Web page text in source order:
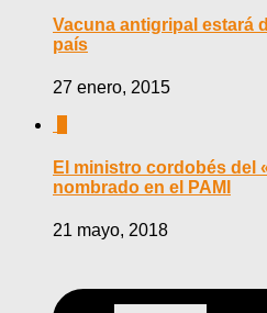
Vacuna antigripal estará
país
27 enero, 2015
El ministro cordobés del
nombrado en el PAMI
21 mayo, 2018